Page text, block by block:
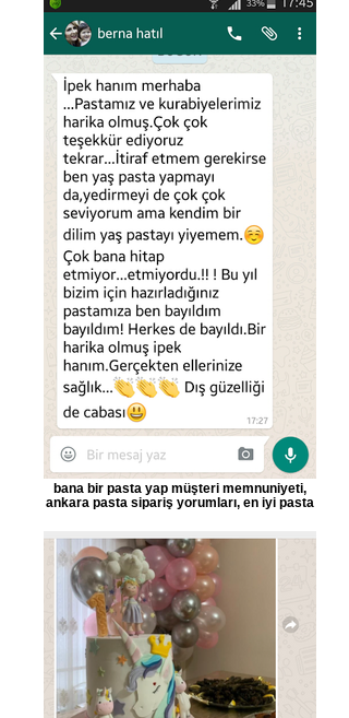
bana bir pasta yap müşteri memnuniyeti,
ankara pasta sipariş yorumları, en iyi pasta